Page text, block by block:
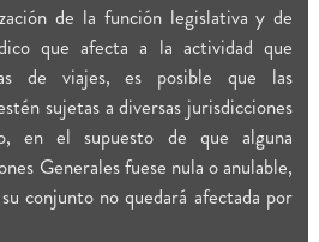
de la función legislativa y de
que afecta a la actividad que
de viajes, es posible que las
sujetas a diversas jurisdicciones
en el supuesto de que alguna
Generales fuese nula o anulable,
conjunto no quedará afectada por